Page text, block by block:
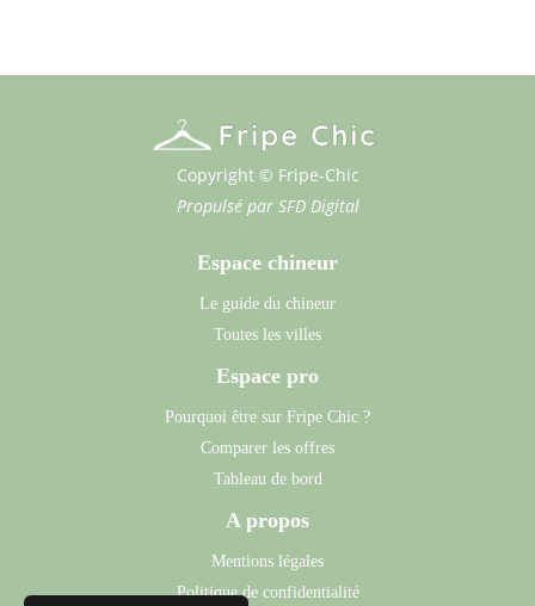
Copyright © Fripe-Chic
Propulsé par SFD Digital
Espace chineur
Le guide du chineur
Toutes les villes
Espace pro
Pourquoi être sur Fripe Chic ?
Comparer les offres
Tableau de bord
A propos
Mentions légales
Politique de confidentialité